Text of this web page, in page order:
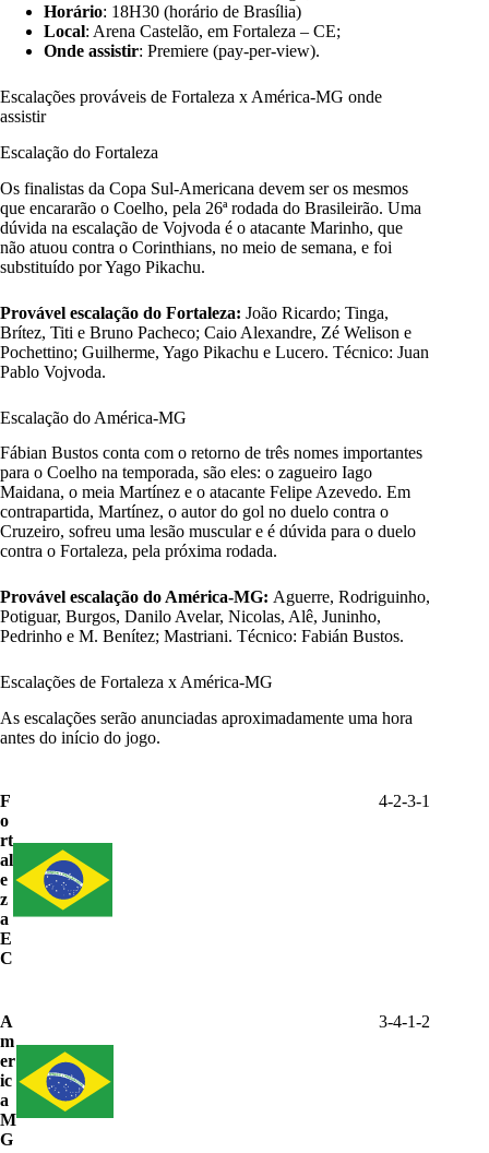
Horário: 18H30 (horário de Brasília)
Local: Arena Castelão, em Fortaleza – CE;
Onde assistir: Premiere (pay-per-view).
Escalações prováveis de Fortaleza x América-MG onde
assistir
Escalação do Fortaleza
Os finalistas da Copa Sul-Americana devem ser os mesmos
que encararão o Coelho, pela 26ª rodada do Brasileirão. Uma
dúvida na escalação de Vojvoda é o atacante Marinho, que
não atuou contra o Corinthians, no meio de semana, e foi
substituído por Yago Pikachu.
Provável escalação do Fortaleza: João Ricardo; Tinga,
Brítez, Titi e Bruno Pacheco; Caio Alexandre, Zé Welison e
Pochettino; Guilherme, Yago Pikachu e Lucero. Técnico: Juan
Pablo Vojvoda.
Escalação do América-MG
Fábian Bustos conta com o retorno de três nomes importantes
para o Coelho na temporada, são eles: o zagueiro Iago
Maidana, o meia Martínez e o atacante Felipe Azevedo. Em
contrapartida, Martínez, o autor do gol no duelo contra o
Cruzeiro, sofreu uma lesão muscular e é dúvida para o duelo
contra o Fortaleza, pela próxima rodada.
Provável escalação do América-MG: Aguerre, Rodriguinho,
Potiguar, Burgos, Danilo Avelar, Nicolas, Alê, Juninho,
Pedrinho e M. Benítez; Mastriani. Técnico: Fabián Bustos.
Escalações de Fortaleza x América-MG
As escalações serão anunciadas aproximadamente uma hora
antes do início do jogo.
F
o
rt
al
e
z
a
E
C
4-2-3-1
A
m
er
ic
a
M
G
3-4-1-2